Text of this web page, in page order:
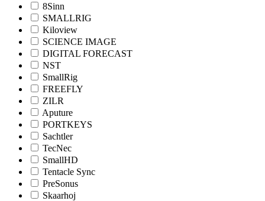
8Sinn
SMALLRIG
Kiloview
SCIENCE IMAGE
DIGITAL FORECAST
NST
SmallRig
FREEFLY
ZILR
Aputure
PORTKEYS
Sachtler
TecNec
SmallHD
Tentacle Sync
PreSonus
Skaarhoj